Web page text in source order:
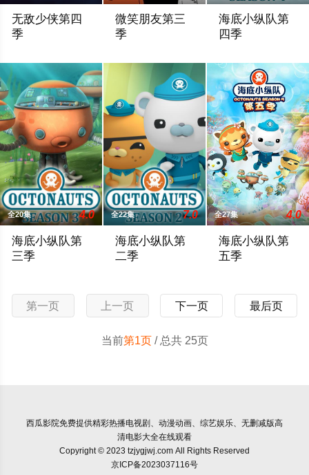
无敌少侠第四
季
微笑朋友第三
季
海底小纵队第
四季
全20集 4.0
海底小纵队第
三季
全22集 7.0
海底小纵队第
二季
全27集 4.0
海底小纵队第
五季
第一页 上一页 下一页 最后页
当前第1页/ 总共 25页
西瓜影院免费提供精彩热播电视剧、动漫动画、综艺娱乐、无删减版高
清电影大全在线观看
Copyright © 2023 tzjygjwj.com All Rights Reserved
京ICP备2023037116号